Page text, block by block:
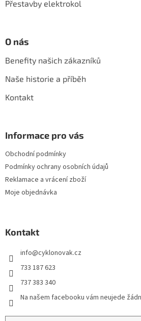
Přestavby elektrokol
O nás
Benefity našich zákazníků
Naše historie a příběh
Kontakt
Informace pro vás
Obchodní podmínky
Podmínky ochrany osobních údajů
Reklamace a vrácení zboží
Moje objednávka
Kontakt
info@cyklonovak.cz
733 187 623
737 383 340
Na našem facebooku vám neujede